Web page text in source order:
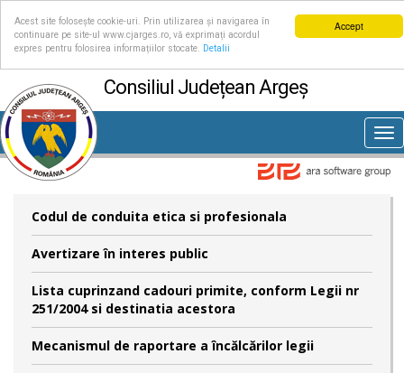
Accept
Acest site folosește cookie-uri. Prin utilizarea și navigarea în
continuare pe site-ul www.cjarges.ro, vă exprimați acordul
expres pentru folosirea informațiilor stocate.
Detalii
Consiliul Județean Argeș
Codul de conduita etica si profesionala
Avertizare în interes public
Lista cuprinzand cadouri primite, conform Legii nr
251/2004 si destinatia acestora
Mecanismul de raportare a încălcărilor legii